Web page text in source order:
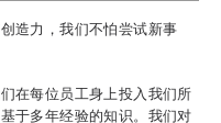
造力，我们不怕尝试新事
在每位员工身上投入我们所
于多年经验的知识。我们对